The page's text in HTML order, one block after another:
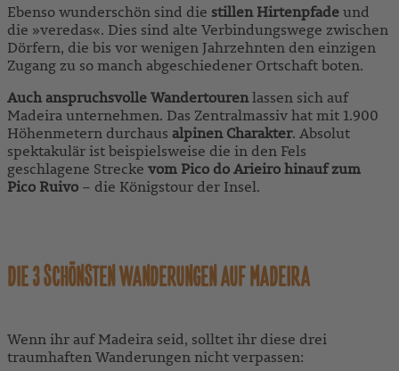
Ebenso wunderschön sind die stillen Hirtenpfadeund
die »veredas«. Dies sind alte Verbindungswege zwischen
Dörfern, die bis vor wenigen Jahrzehnten den einzigen
Zugang zu so manch abgeschiedener Ortschaft boten.
Auch anspruchsvolle Wandertourenlassen sich auf
Madeira unternehmen. Das Zentralmassiv hat mit 1.900
Höhenmetern durchaus alpinen Charakter. Absolut
spektakulär ist beispielsweise die in den Fels
geschlagene Strecke vom Pico do Arieiro hinauf zum
Pico Ruivo – die Königstour der Insel.
DIE 3 SCHÖNSTEN WANDERUNGEN AUF MADEIRA
Wenn ihr auf Madeira seid, solltet ihr diese drei
traumhaften Wanderungen nicht verpassen: